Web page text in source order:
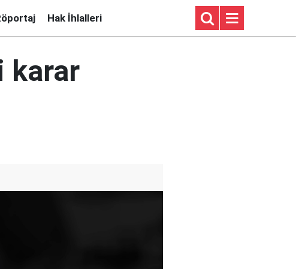
Hak İhlalleri
karar